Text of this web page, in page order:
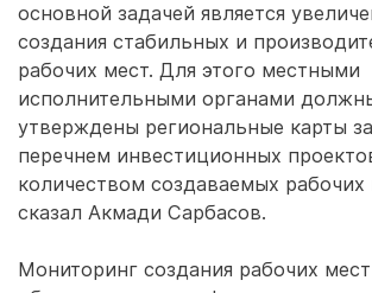
основной задачей является
создания стабильных и
рабочих мест. Для этого местными
исполнительными органами
утверждены региональные карты
перечнем инвестиционных
количеством создаваемых рабочих
сказал Акмади Сарбасов.
Мониторинг создания рабочих